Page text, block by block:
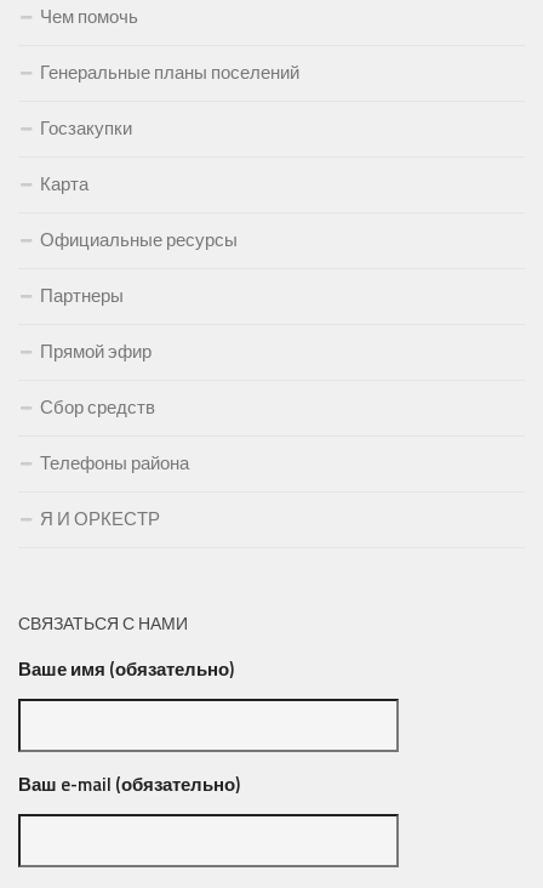
Чем помочь
Генеральные планы поселений
Госзакупки
Карта
Официальные ресурсы
Партнеры
Прямой эфир
Сбор средств
Телефоны района
Я И ОРКЕСТР
СВЯЗАТЬСЯ С НАМИ
Ваше имя (обязательно)
Ваш e-mail (обязательно)